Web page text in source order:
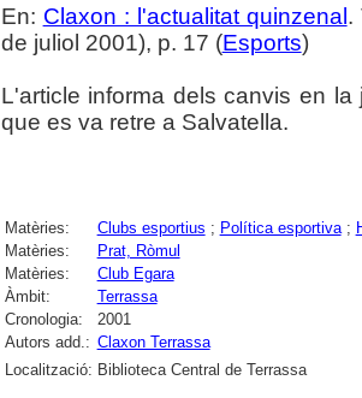
En: Claxon : l'actualitat quinzenal .
de juliol 2001), p. 17 (Esports)
L'article informa dels canvis en
que es va retre a Salvatella.
Matèries: Clubs esportius ; Política esportiva;
Matèries:
Prat, Ròmul
Matèries:
Club Egara
Àmbit:
Terrassa
Cronologia:
2001
Autors add.: Claxon Terrassa
Localització: Biblioteca Central de Terrassa